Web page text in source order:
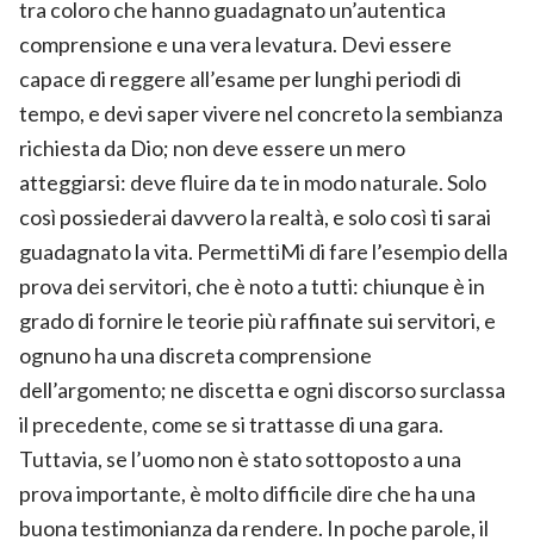
tra coloro che hanno guadagnato un’autentica
comprensione e una vera levatura. Devi essere
capace di reggere all’esame per lunghi periodi di
tempo, e devi saper vivere nel concreto la sembianza
richiesta da Dio; non deve essere un mero
atteggiarsi: deve fluire da te in modo naturale. Solo
così possiederai davvero la realtà, e solo così ti sarai
guadagnato la vita. PermettiMi di fare l’esempio della
prova dei servitori, che è noto a tutti: chiunque è in
grado di fornire le teorie più raffinate sui servitori, e
ognuno ha una discreta comprensione
dell’argomento; ne discetta e ogni discorso surclassa
il precedente, come se si trattasse di una gara.
Tuttavia, se l’uomo non è stato sottoposto a una
prova importante, è molto difficile dire che ha una
buona testimonianza da rendere. In poche parole, il